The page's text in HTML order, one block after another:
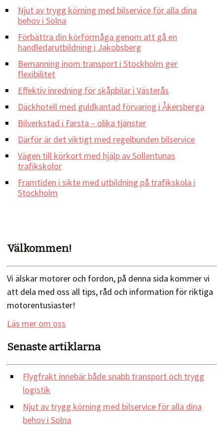
Njut av trygg körning med bilservice för alla dina
behov i Solna
Förbättra din körförmåga genom att gå en
handledarutbildning i Jakobsberg
Bemanning inom transport i Stockholm ger
flexibilitet
Effektiv inredning för skåpbilar i Västerås
Däckhotell med guldkantad förvaring i Åkersberga
Bilverkstad i Farsta – olika tjänster
Därför är det viktigt med regelbunden bilservice
Vägen till körkort med hjälp av Sollentunas
trafikskolor
Framtiden i sikte med utbildning på trafikskola i
Stockholm
Välkommen!
Vi älskar motorer och fordon, på denna sida kommer vi
att dela med oss all tips, råd och information för riktiga
motorentusiaster!
Läs mer om oss
Senaste artiklarna
Flygfrakt innebär både snabb transport och trygg
logistik
Njut av trygg körning med bilservice för alla dina
behov i Solna